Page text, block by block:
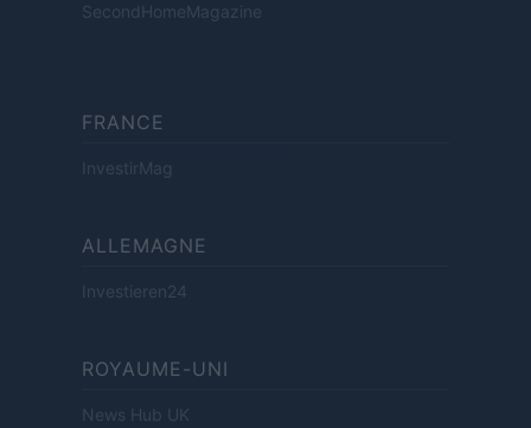
SecondHomeMagazine
FRANCE
InvestirMag
ALLEMAGNE
Investieren24
ROYAUME-UNI
News Hub UK